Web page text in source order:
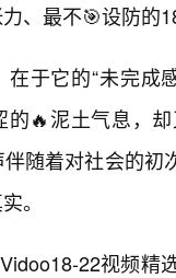
、最不🎯设防的
于它的“未完成
的🔥泥土气息，
随着对社会的
。
22视频精